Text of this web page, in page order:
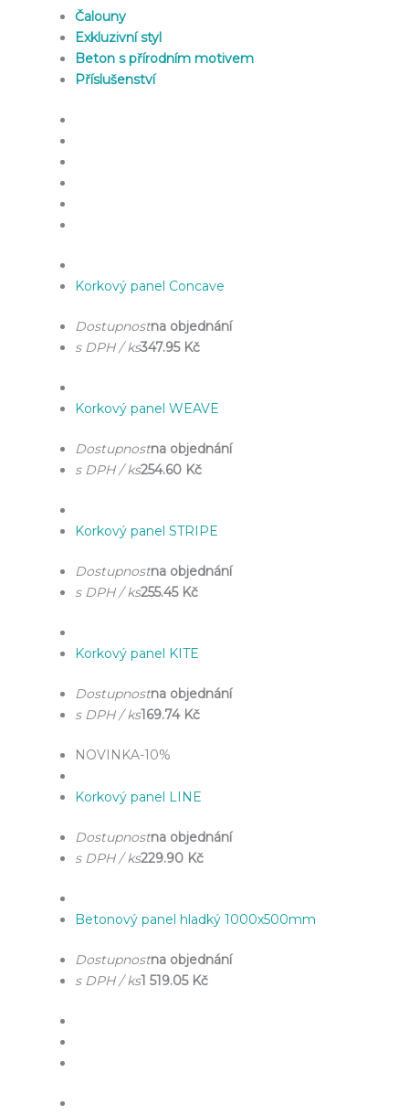
Čalouny
Exkluzivní styl
Beton s přírodním motivem
Příslušenství
Korkový panel Concave
Dostupnostna objednání
s DPH / ks347.95 Kč
Korkový panel WEAVE
Dostupnostna objednání
s DPH / ks254.60 Kč
Korkový panel STRIPE
Dostupnostna objednání
s DPH / ks255.45 Kč
Korkový panel KITE
Dostupnostna objednání
s DPH / ks169.74 Kč
NOVINKA-10%
Korkový panel LINE
Dostupnostna objednání
s DPH / ks229.90 Kč
Betonový panel hladký 1000x500mm
Dostupnostna objednání
s DPH / ks1 519.05 Kč